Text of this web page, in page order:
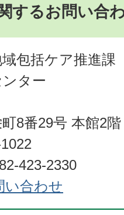
するお問い合
包括ケア推進
ター
8番29号 本館2階
423-2330
い合わせ